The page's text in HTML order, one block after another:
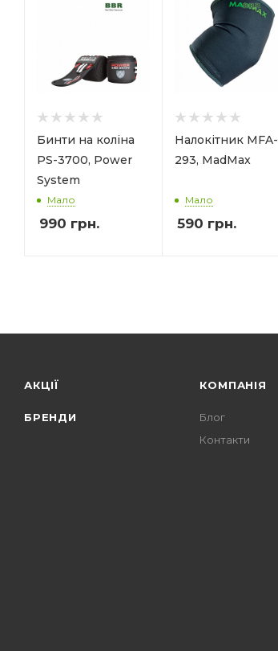
Бинти на коліна
PS-3700, Power
System
Мало
990 грн.
Налокітник MFA-
293, MadMax
Мало
590 грн.
АКЦІЇ
БРЕНДИ
КОМПАНІЯ
Блог
Контакти